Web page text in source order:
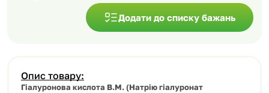
Додати до списку бажань
Опис товару:
Гіалуронова кислота В.М.(Натріюгіалуронат